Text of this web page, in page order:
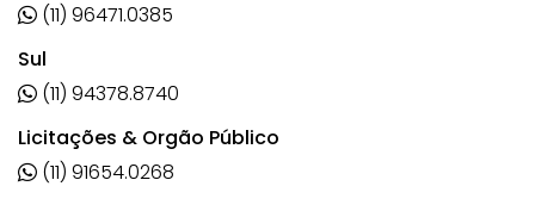
(11) 96471.0385
Sul
(11) 94378.8740
Licitações & Orgão Público
(11) 91654.0268